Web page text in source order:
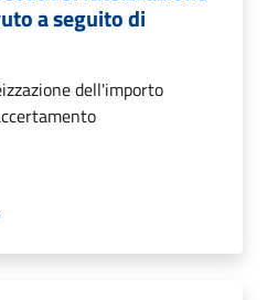
a seguito di
dell'importo